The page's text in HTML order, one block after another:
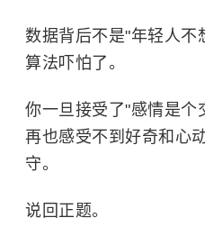
数据背后不是"年轻人不
算法吓怕了。
你一旦接受了"感情是个
再也感受不到好奇和
守。
说回正题。